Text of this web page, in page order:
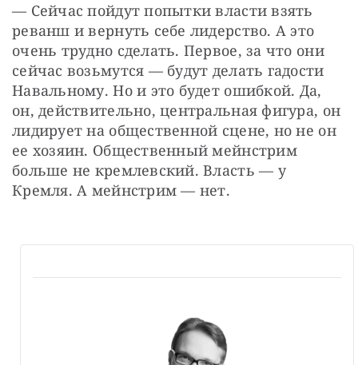
— Сейчас пойдут попытки власти взять
реванш и вернуть себе лидерство. А это
очень трудно сделать. Первое, за что они
сейчас возьмутся — будут делать гадости
Навальному. Но и это будет ошибкой. Да,
он, действительно, центральная фигура, он
лидирует на общественной сцене, но не он
ее хозяин. Общественный мейнстрим
больше не кремлевский. Власть — у
Кремля. А мейнстрим — нет.